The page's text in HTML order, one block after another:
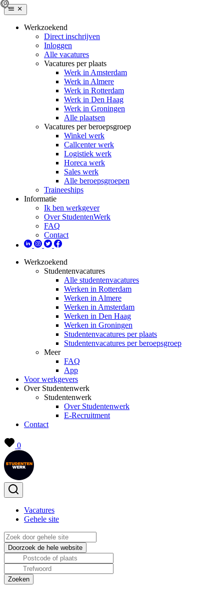
Werkzoekend
Direct inschrijven
Inloggen
Alle vacatures
Vacatures per plaats
Werk in Amsterdam
Werk in Almere
Werk in Rotterdam
Werk in Den Haag
Werk in Groningen
Alle plaatsen
Vacatures per beroepsgroep
Winkel werk
Callcenter werk
Logistiek werk
Horeca werk
Sales werk
Alle beroepsgroepen
Traineeships
Informatie
Ik ben werkgever
Over StudentenWerk
FAQ
Contact
Werkzoekend
Studentenvacatures
Alle studentenvacatures
Werken in Rotterdam
Werken in Almere
Werken in Amsterdam
Werken in Den Haag
Werken in Groningen
Studentenvacatures per plaats
Studentenvacatures per beroepsgroep
Meer
FAQ
App
Voor werkgevers
Over Studentenwerk
Studentenwerk
Over Studentenwerk
E-Recruitment
Contact
0
Vacatures
Gehele site